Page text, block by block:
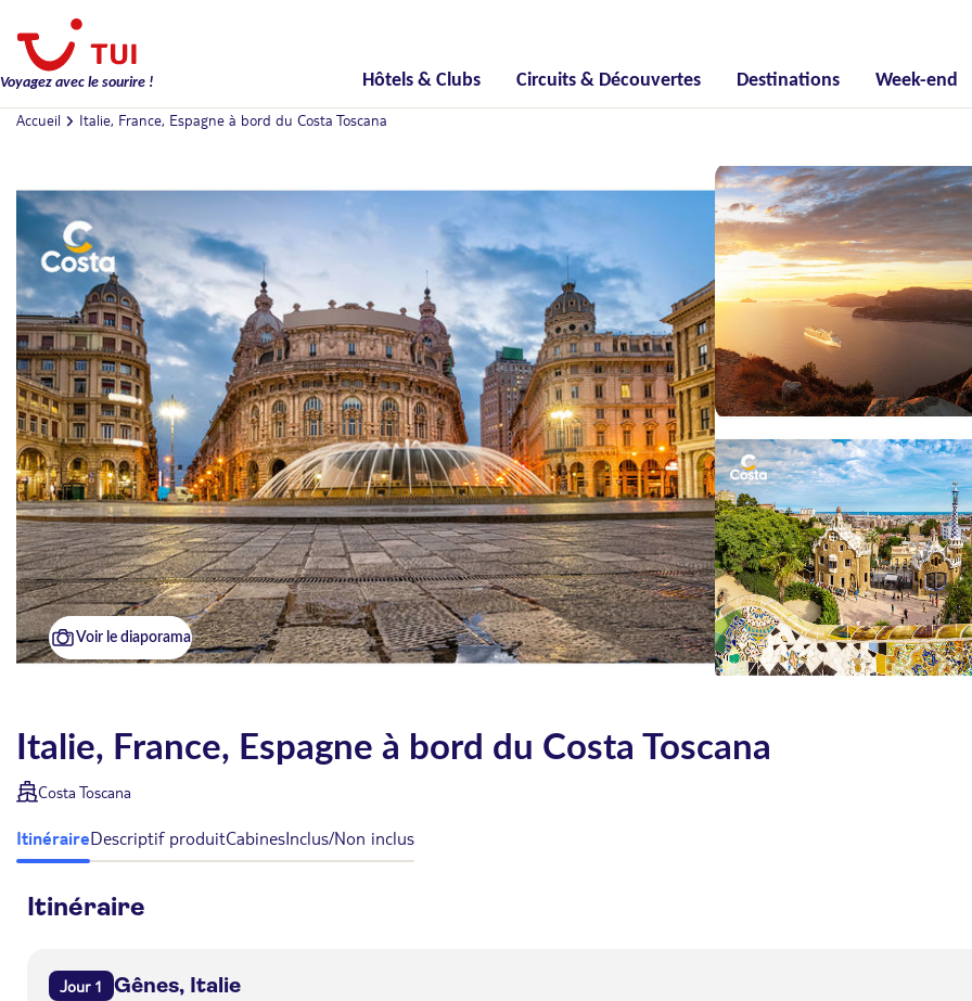
Voyagez avec le sourire ! Hôtels & Clubs Circuits & Découvertes Destinations Week-end
Accueil Italie, France, Espagne à bord du Costa Toscana
Voir le diaporama
Italie, France, Espagne à bord du Costa Toscana
Costa Toscana
ItinéraireDescriptif produitCabinesInclus/Non inclus
Itinéraire
Jour 1 Gênes, Italie